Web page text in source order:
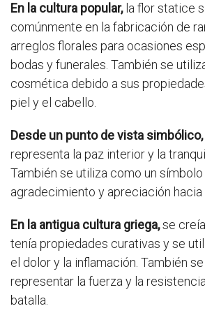
En la cultura popular,la flor statice
comúnmente en la fabricación de
arreglos florales para ocasiones
bodas y funerales. También se
cosmética debido a sus
piel y el cabello.
Desde un punto de vista simbólico,
representa la paz interior y la
También se utiliza como un símbolo
agradecimiento y apreciación hacia
En la antigua cultura griega,se
tenía propiedades curativas y se
el dolor y la inflamación. También
representar la fuerza y la
batalla.